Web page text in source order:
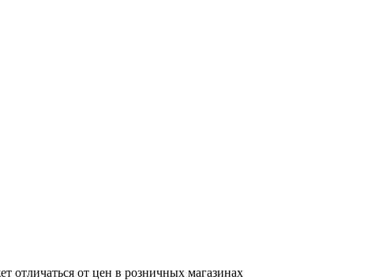
отличаться от цен в розничных магазинах